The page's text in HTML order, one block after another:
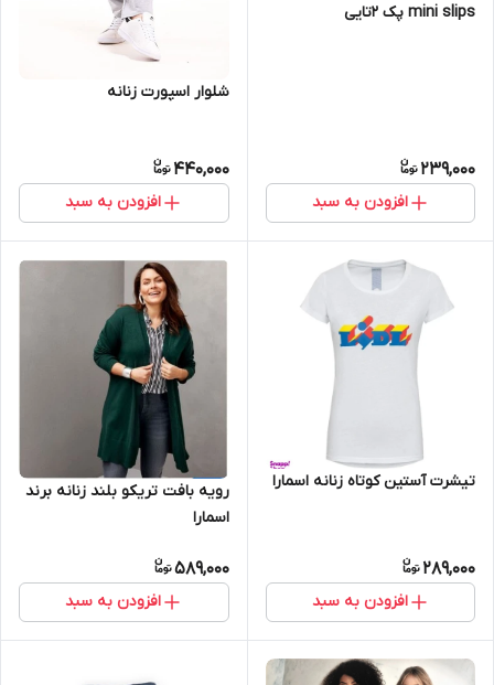
mini slips پک 2تایی
239,000
افزودن به سبد
شلوار اسپورت زنانه
440,000
افزودن به سبد
تیشرت آستین کوتاه زنانه اسمارا
289,000
افزودن به سبد
رویه بافت تریکو بلند زنانه برند
اسمارا
589,000
افزودن به سبد